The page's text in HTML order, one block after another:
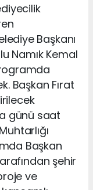
Başkanı
Namık Kemal
Başkan Fırat
günü saat
Başkan
şehir
ve